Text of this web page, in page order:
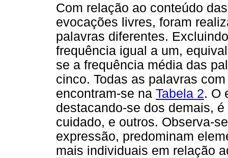
Com relação ao conteúdo
evocações livres, foram
palavras diferentes.
frequência igual a um,
se a frequência média das
cinco. Todas as palavras
encontram-se na Tabela 2. O
destacando-se dos demais,
cuidado, e outros. Observa-
expressão, predominam
mais individuais em relação